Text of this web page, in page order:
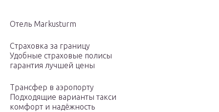
Отель Markusturm
Страховка за границу
Удобные страховые полисы
гарантия лучшей цены
Трансфер в аэропорту
Подходящие варианты такси
комфорт и надёжность